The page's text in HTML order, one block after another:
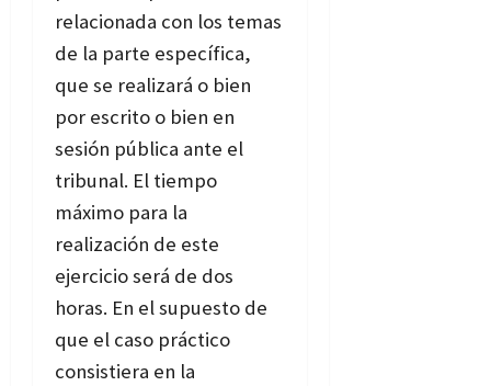
relacionada con los temas
de la parte específica,
que se realizará o bien
por escrito o bien en
sesión pública ante el
tribunal. El tiempo
máximo para la
realización de este
ejercicio será de dos
horas. En el supuesto de
que el caso práctico
consistiera en la